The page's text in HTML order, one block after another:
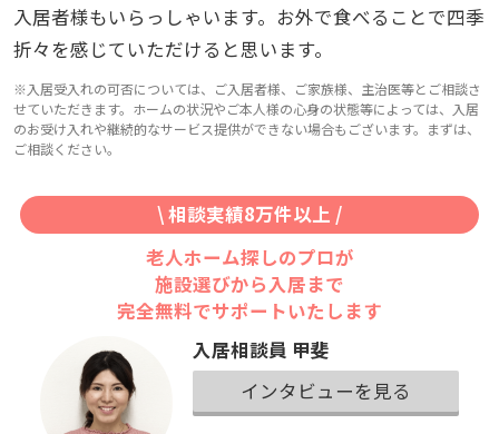
入居者様もいらっしゃいます。お外で食べることで四季
折々を感じていただけると思います。
※入居受入れの可否については、ご入居者様、ご家族様、主治医等とご相談さ
せていただきます。ホームの状況やご本人様の心身の状態等によっては、入居
のお受け入れや継続的なサービス提供ができない場合もございます。まずは、
ご相談ください。
\ 相談実績8万件以上 /
老人ホーム探しのプロが
施設選びから入居まで
完全無料でサポートいたします
入居相談員 甲斐
インタビューを見る